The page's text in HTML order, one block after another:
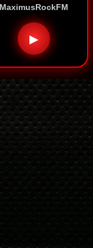
MaximusRockFM
▶